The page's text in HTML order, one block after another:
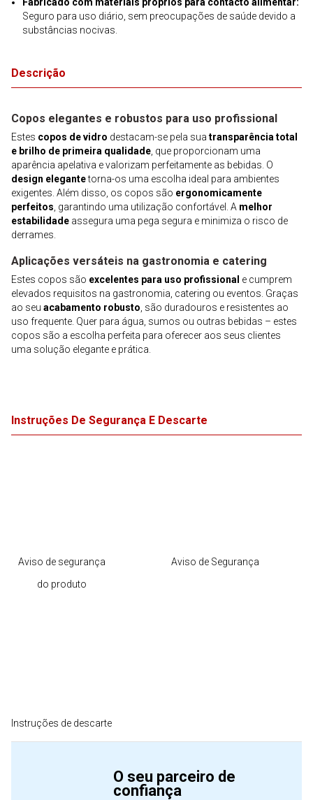
Seguro para uso diário, sem preocupações de saúde devido a
substâncias nocivas.
Descrição
Copos elegantes e robustos para uso profissional
Estes copos de vidro destacam-se pela sua transparência total
e brilho de primeira qualidade , que proporcionam uma
aparência apelativa e valorizam perfeitamente as bebidas. O
design elegantetorna-os uma escolha ideal para ambientes
exigentes. Além disso, os copos são ergonomicamente
perfeitos , garantindo uma utilização confortável. A melhor
estabilidade assegura uma pega segura e minimiza o risco de
derrames.
Aplicações versáteis na gastronomia e catering
Estes copos são excelentes para uso profissional e cumprem
elevados requisitos na gastronomia, catering ou eventos. Graças
ao seu acabamento robusto , são duradouros e resistentes ao
uso frequente. Quer para água, sumos ou outras bebidas – estes
copos são a escolha perfeita para oferecer aos seus clientes
uma solução elegante e prática.
Instruções De Segurança E Descarte
Aviso de segurança
do produto
Aviso de Segurança
Instruções de descarte
O seu parceiro de
confiança